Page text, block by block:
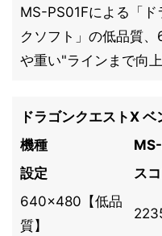
MS-PS01Fによる「
クソフト」の低品質
や重い"ラインまで向
ドラゴンクエストX
機種
設定
ス
640×480【低品
質】